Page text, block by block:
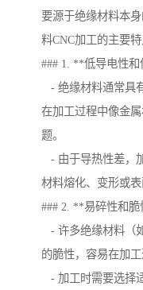
要源于绝缘材料本
料CNC加工的主要特
### 1. **低导电性
- 绝缘材料通常具
在加工过程中像金
题。
- 由于导热性差，
材料熔化、变形或表
### 2. **易碎性和
- 许多绝缘材料（
的脆性，容易在加
- 加工时需要选择